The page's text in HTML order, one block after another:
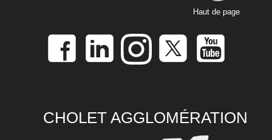
Haut de page
CHOLET AGGLOMÉRATION